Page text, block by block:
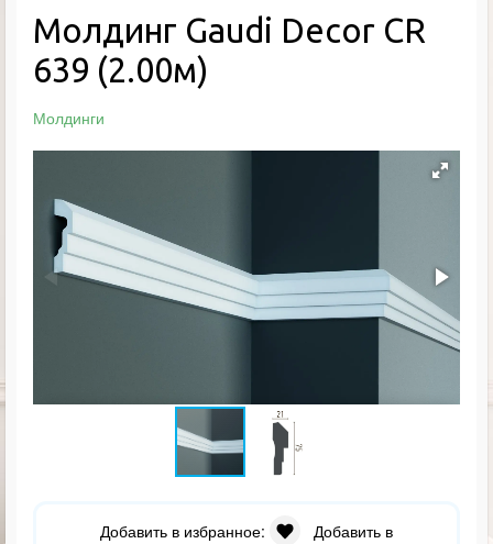
Молдинг Gaudi Decor CR
639 (2.00м)
Молдинги
Добавить в избранное:
Добавить в